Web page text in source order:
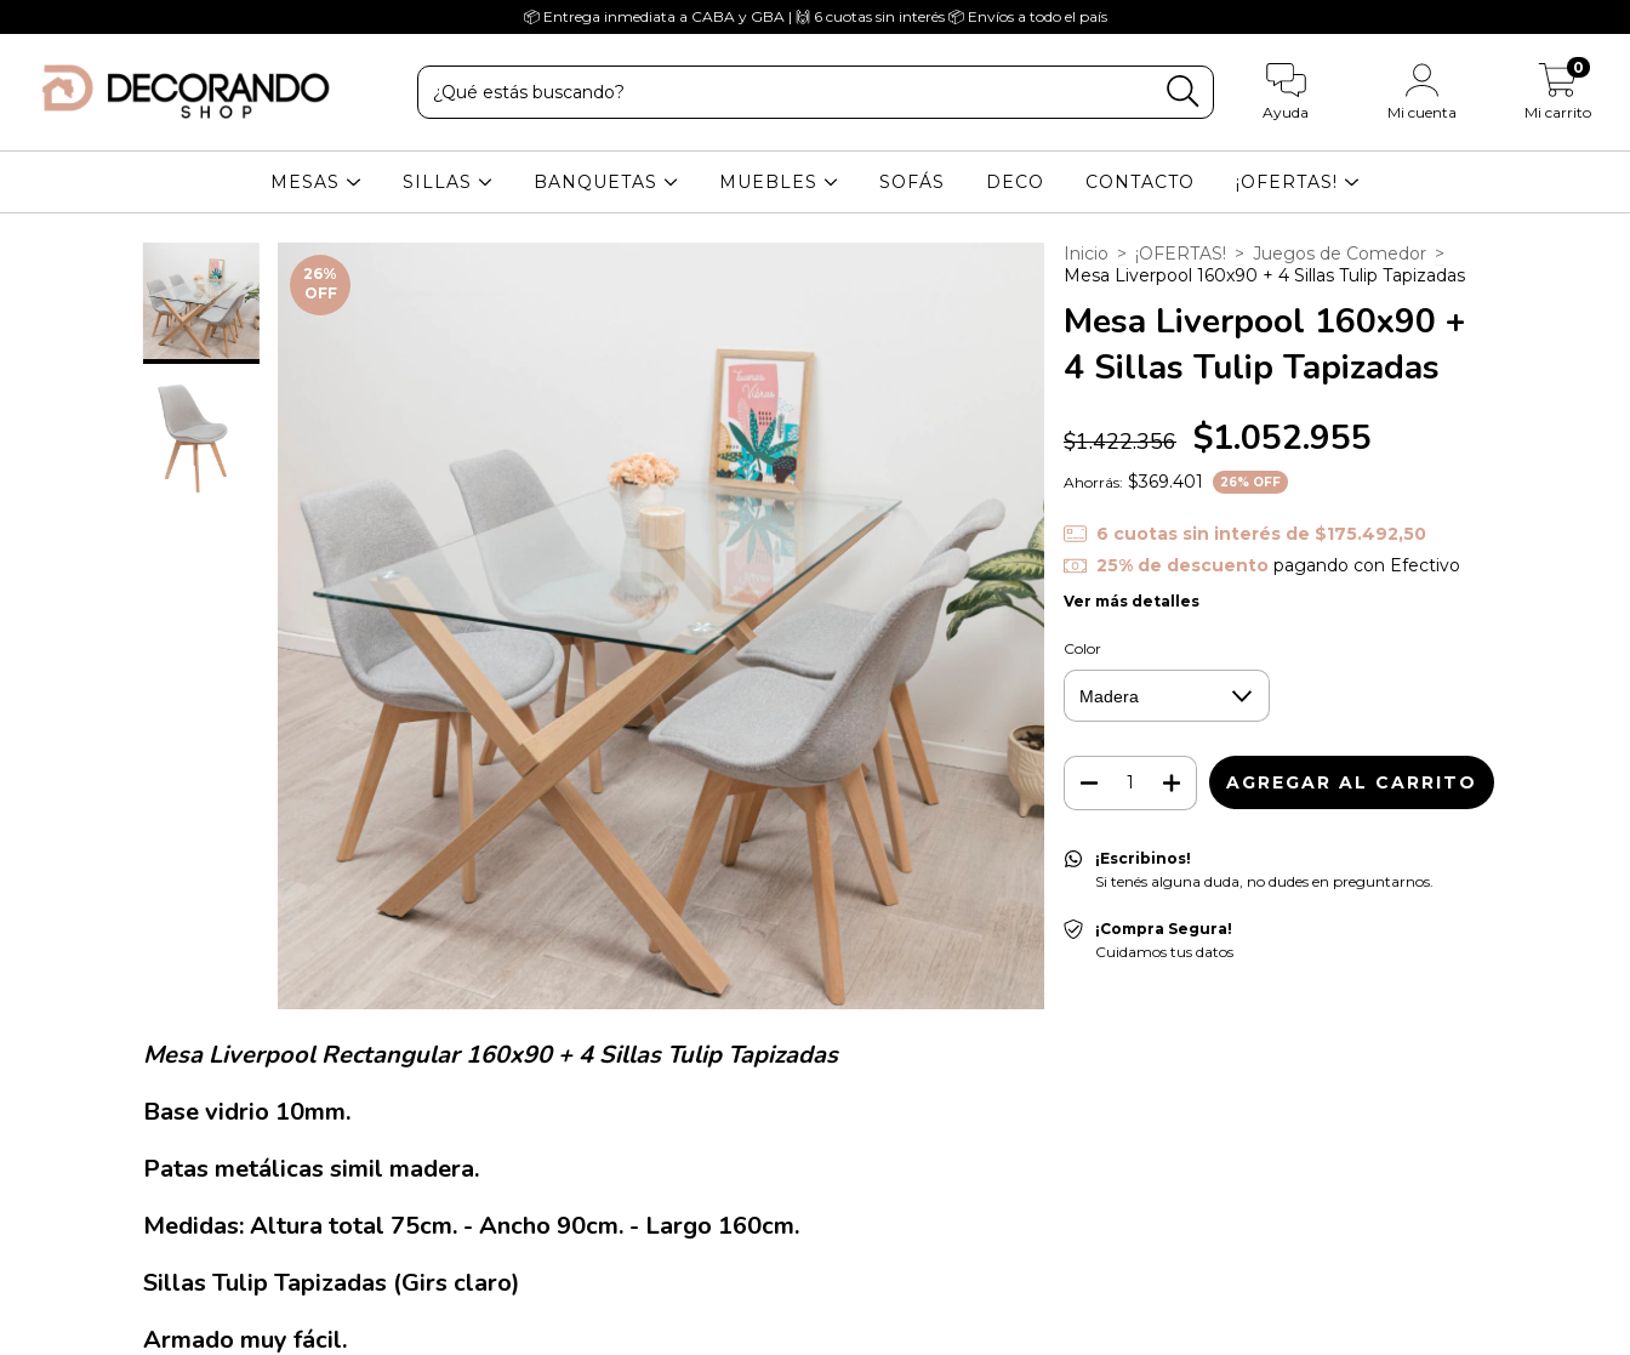
📦 Entrega inmediata a CABA y GBA | 🙌 6 cuotas sin interés 📦 Envíos a todo el país
Ayuda Mi cuenta Mi carrito
0
MESAS SILLAS BANQUETAS MUEBLES SOFÁS DECO CONTACTO ¡OFERTAS!
26%
OFF
Mesa Liverpool Rectangular 160x90+ 4 Sillas Tulip Tapizadas
Base vidrio 10mm.
Patas metálicas simil madera.
Medidas: Altura total 75cm. - Ancho 90cm. - Largo 160cm.
Sillas Tulip Tapizadas (Girs claro)
Armado muy fácil.
Inicio > ¡OFERTAS! > Juegos de Comedor >
Mesa Liverpool 160x90 + 4 Sillas Tulip Tapizadas
Mesa Liverpool 160x90 +
4 Sillas Tulip Tapizadas
$1.422.356 $1.052.955
Ahorrás: $369.401 26% OFF
6 cuotas sin interés de $175.492,50
25% de descuento pagando con Efectivo
Ver más detalles
Color
¡Escribinos!
Si tenés alguna duda, no dudes en preguntarnos.
¡Compra Segura!
Cuidamos tus datos